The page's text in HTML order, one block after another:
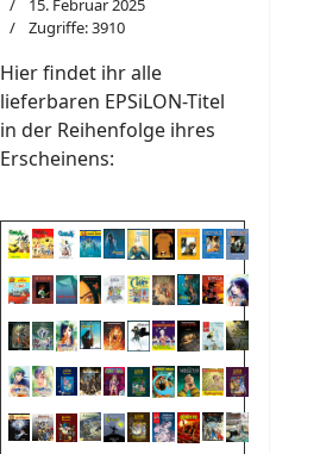
15. Februar 2025
Zugriffe: 3910
Hier findet ihr alle
lieferbaren EPSiLON-Titel
in der Reihenfolge ihres
Erscheinens: